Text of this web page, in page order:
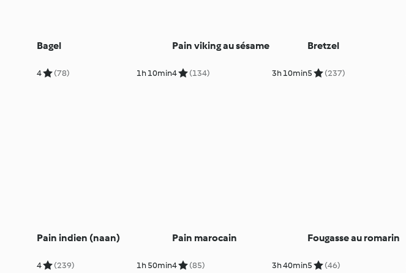
Bagel
4 (78) 1h 10min
Pain viking au sésame
4 (134) 3h 10min
Bretzel
5 (237)
Pain indien (naan)
4 (239) 1h 50min
Pain marocain
4 (85) 3h 40min
Fougasse au romarin
5 (46)